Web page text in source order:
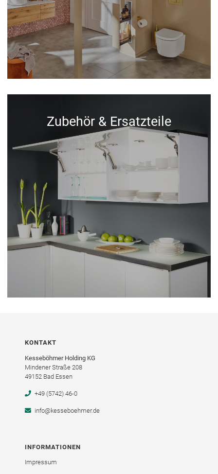
Zubehör & Ersatzteile
KONTAKT
Kesseböhmer Holding KG
Mindener Straße 208
49152 Bad Essen
+49 (5742) 46-0
info@kesseboehmer.de
INFORMATIONEN
Impressum